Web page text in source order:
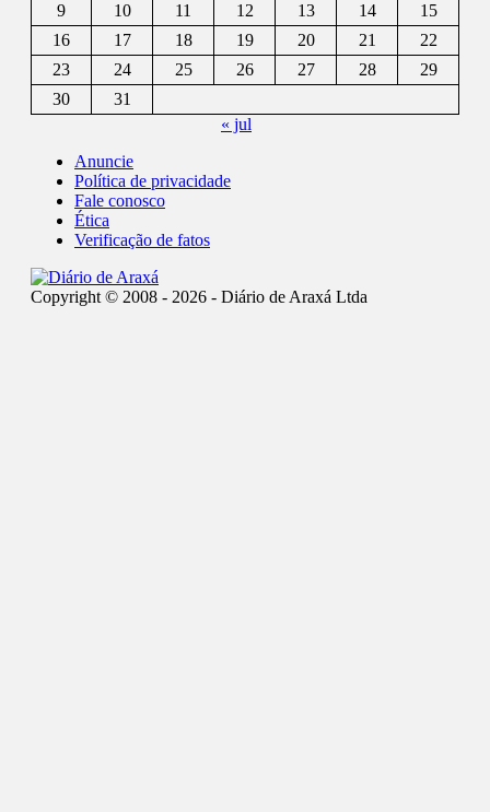
9
10 11 12 13 14
15
16
17 18 19 20 21
22
23
24 25 26 27 28
29
30
31
« jul
Anuncie
Política de privacidade
Fale conosco
Ética
Verificação de fatos
Copyright © 2008 - 2026 - Diário de Araxá Ltda